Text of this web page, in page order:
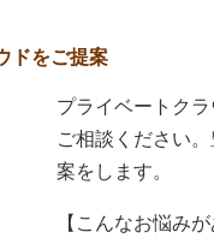
ドをご提案
プライベートク
ご相談ください
案をします。
【こんなお悩み